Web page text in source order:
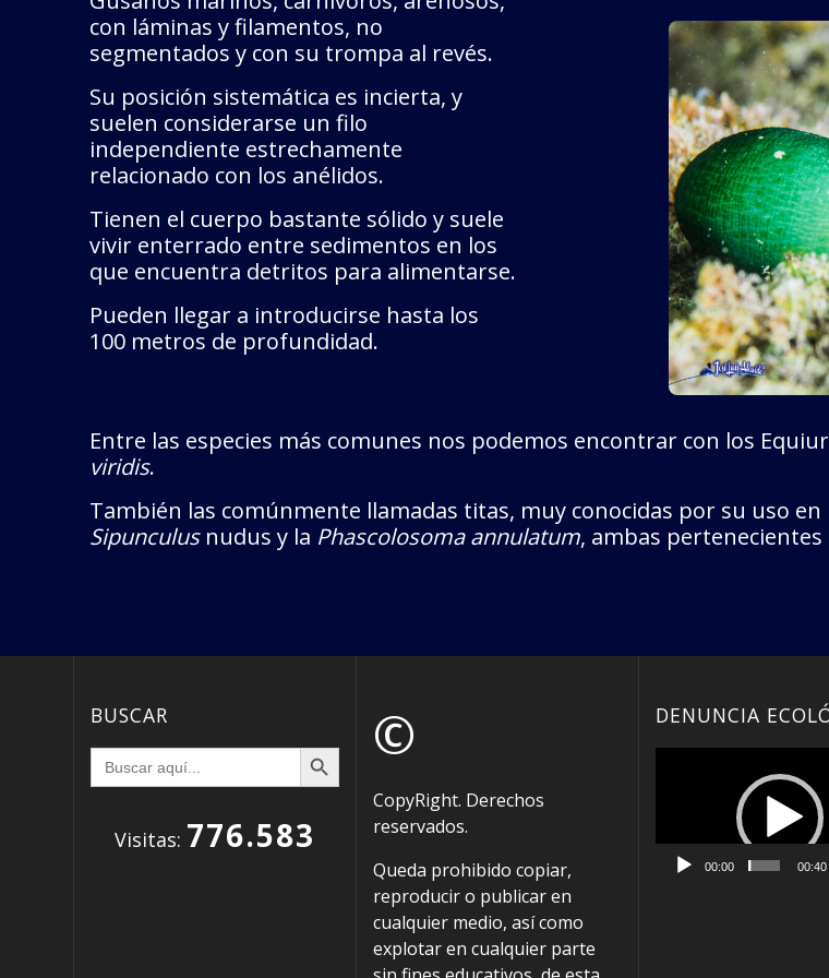
con láminas y filamentos, no
segmentados y con su trompa al revés.
Su posición sistemática es incierta, y
suelen considerarse un filo
independiente estrechamente
relacionado con los anélidos.
Tienen el cuerpo bastante sólido y suele
vivir enterrado entre sedimentos en los
que encuentra detritos para alimentarse.
Pueden llegar a introducirse hasta los
100 metros de profundidad.
Entre las especies más comunes nos podemos encontrar con los
viridis.
También las comúnmente llamadas titas, muy conocidas por su uso en
Sipunculusnudus y la Phascolosoma annulatum, ambas
BUSCAR
Buscar: Botón de búsqueda
Visitas: 776.583
©
CopyRight. Derechos
reservados.
Queda prohibido copiar,
reproducir o publicar en
cualquier medio, así como
explotar en cualquier parte
DENUNCIA
00:00 00:40